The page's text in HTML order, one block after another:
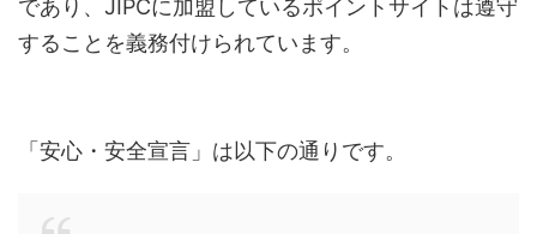
であり、JIPCに加盟しているポイントサイトは遵守
することを義務付けられています。
「安心・安全宣言」は以下の通りです。